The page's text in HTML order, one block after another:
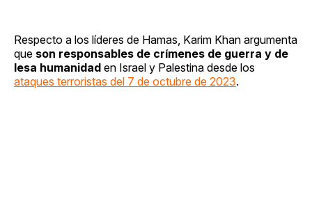
Respecto a los líderes de Hamas, Karim Khan argumenta
que son responsables de crímenes de guerra y de
lesa humanidad en Israel y Palestina desde los
ataques terroristas del 7 de octubre de 2023.